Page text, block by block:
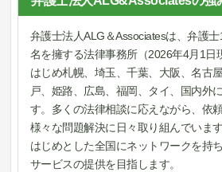
弁護士法人ALG＆Associatesは、弁護
名を擁する法律事務所（2026年4月1日
はじめ札幌、埼玉、千葉、大阪、名古
戸、姫路、広島、福岡、タイ、国内外
す。多くの法律相談に応えながら、依
様々な問題解決に日々取り組んでいま
はじめとした全国にネットワークを持
サービスの提供を目指します。